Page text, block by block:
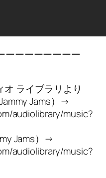
ーーーーーーーー
オ ライブラリより
Jams）→
audiolibrary/music?
Jams）→
audiolibrary/music?